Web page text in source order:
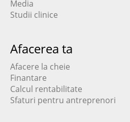
Media
Studii clinice
Afacerea ta
Afacere la cheie
Finantare
Calcul rentabilitate
Sfaturi pentru antreprenori